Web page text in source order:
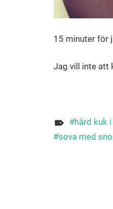
15 minuter för
Jag vill inte att
hård kuk
sova med